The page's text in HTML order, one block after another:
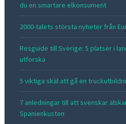
du en smartare elkonsument
2000-talets största nyheter från
Resguide till Sverige: 5 platser i
utforska
5 viktiga skäl att gå en
7 anledningar till att svenskar
Spanienkusten